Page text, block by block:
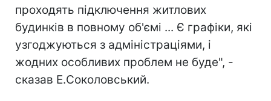
проходять підключення житлових
будинків в повному об'ємі ... Є графіки, які
узгоджуються з адміністраціями, і
жодних особливих проблем не буде", -
сказав Е.Соколовський.